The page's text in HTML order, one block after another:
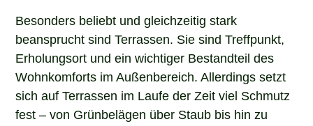
Besonders beliebt und gleichzeitig stark
beansprucht sind Terrassen. Sie sind Treffpunkt,
Erholungsort und ein wichtiger Bestandteil des
Wohnkomforts im Außenbereich. Allerdings setzt
sich auf Terrassen im Laufe der Zeit viel Schmutz
fest – von Grünbelägen über Staub bis hin zu